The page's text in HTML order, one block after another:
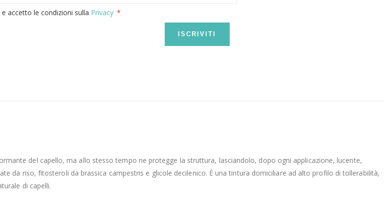
accetto le condizioni sulla Privacy
ISCRIVITI
del capello, ma allo stesso tempo ne protegge la struttura, lasciandolo, dopo ogni applicazione, lucente,
da riso, fitosteroli da brassica campestris e glicole decilenico. È una tintura domiciliare ad alto profilo di tollerabilità,
di capelli.